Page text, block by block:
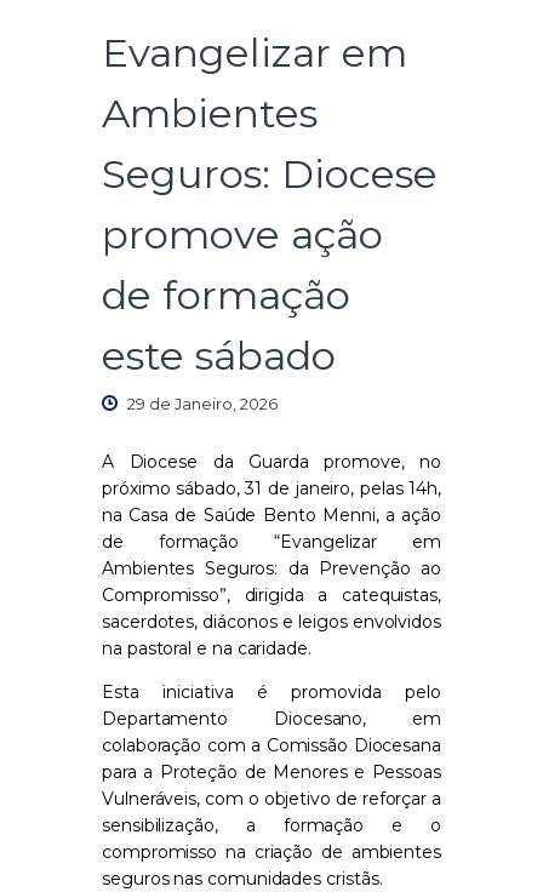
Evangelizar em
Ambientes
Seguros: Diocese
promove ação
de formação
este sábado
29 de Janeiro, 2026
A Diocese da Guarda promove, no
próximo sábado, 31 de janeiro, pelas 14h,
na Casa de Saúde Bento Menni, a ação
de formação “Evangelizar em
Ambientes Seguros: da Prevenção ao
Compromisso”, dirigida a catequistas,
sacerdotes, diáconos e leigos envolvidos
na pastoral e na caridade.
Esta iniciativa é promovida pelo
Departamento Diocesano, em
colaboração com a Comissão Diocesana
para a Proteção de Menores e Pessoas
Vulneráveis, com o objetivo de reforçar a
sensibilização, a formação e o
compromisso na criação de ambientes
seguros nas comunidades cristãs.